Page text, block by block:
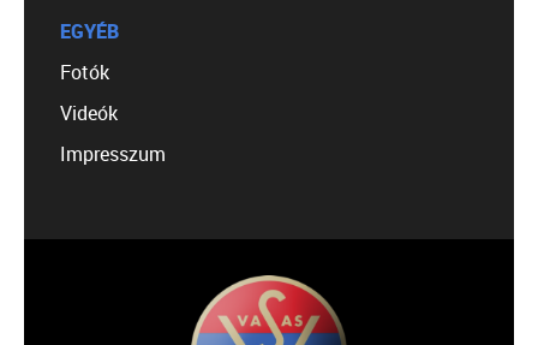
EGYÉB
Fotók
Videók
Impresszum